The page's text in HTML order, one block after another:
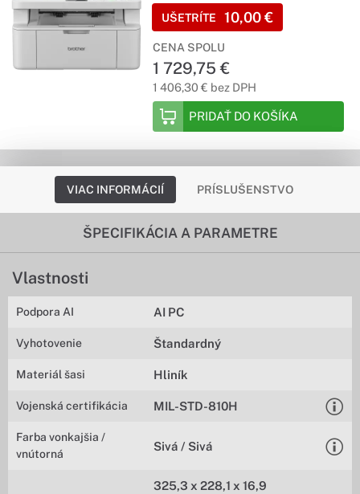
UŠETRÍTE 10,00 €
CENA SPOLU
1 729,75 €
1 406,30 € bez DPH
PRIDAŤ DO KOŠÍKA
VIAC INFORMÁCIÍ PRÍSLUŠENSTVO
ŠPECIFIKÁCIA A PARAMETRE
Vlastnosti
Podpora AI AI PC
Vyhotovenie Štandardný
Materiál šasi Hliník
Vojenská certifikácia MIL-STD-810H
Farba vonkajšia /
vnútorná
Sivá / Sivá
325,3 x 228,1 x 16,9